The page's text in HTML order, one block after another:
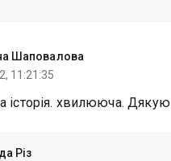
Шаповалова
11:21:35
історія. хвилююча. Дякую
Різ